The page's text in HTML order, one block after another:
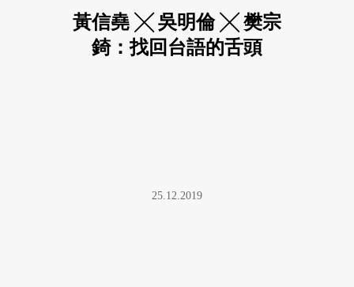
黃信堯 ╳ 吳明倫 ╳ 樊宗
錡：找回台語的舌頭
25.12.2019